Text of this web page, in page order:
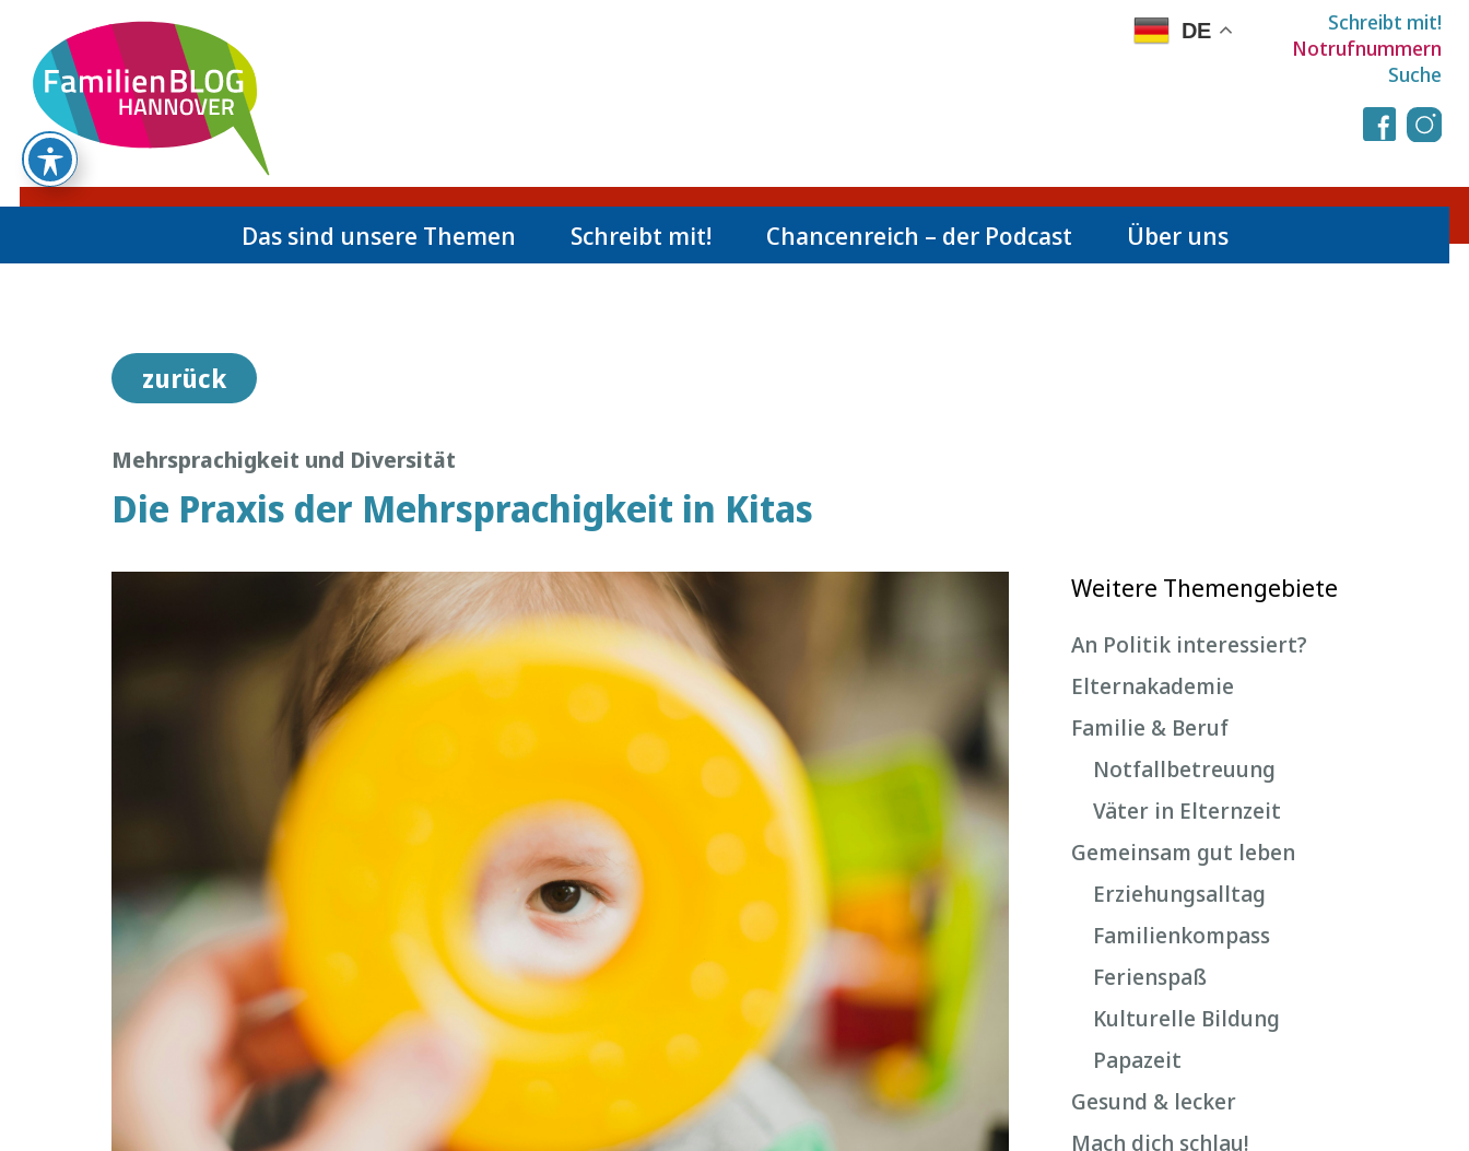
DE
Schreibt mit!
Notrufnummern
Suche
Das sind unsere Themen Schreibt mit! Chancenreich – der Podcast Über uns
zurück
Mehrsprachigkeit und Diversität
Die Praxis der Mehrsprachigkeit in Kitas
Weitere Themengebiete
An Politik interessiert?
Elternakademie
Familie & Beruf
Notfallbetreuung
Väter in Elternzeit
Gemeinsam gut leben
Erziehungsalltag
Familienkompass
Ferienspaß
Kulturelle Bildung
Papazeit
Gesund & lecker
Mach dich schlau!